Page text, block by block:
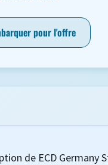
pour l'offre
de ECD Germany